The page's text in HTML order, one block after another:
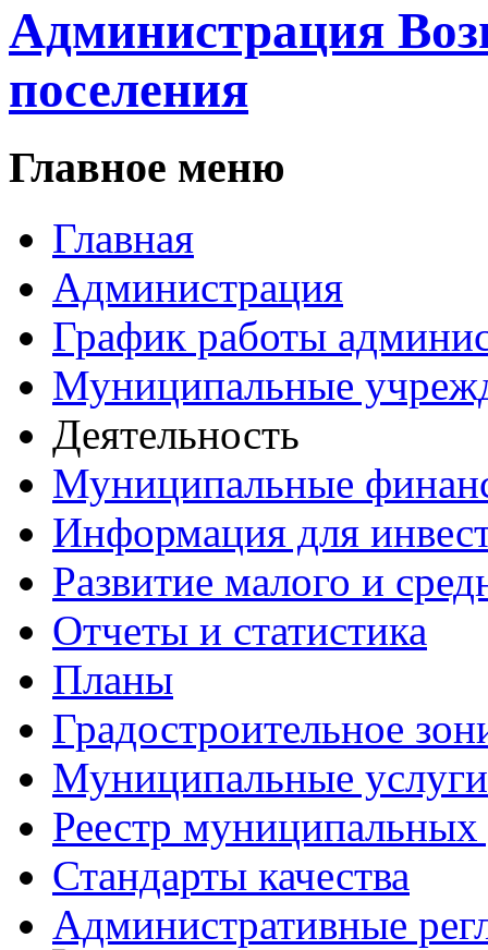
Администрация
поселения
Главное меню
Главная
Администрация
График работы
Муниципальные
Деятельность
Муниципальные
Информация для
Развитие малого и
Отчеты и статистика
Планы
Градостроительное
Муниципальные услуги
Реестр муниципальных
Стандарты качества
Административные